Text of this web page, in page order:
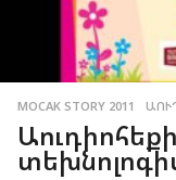
MOCAK STORY 2011 ,